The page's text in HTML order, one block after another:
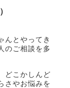
んとやってき
のご相談を多
どこかしんど
さやお悩みを